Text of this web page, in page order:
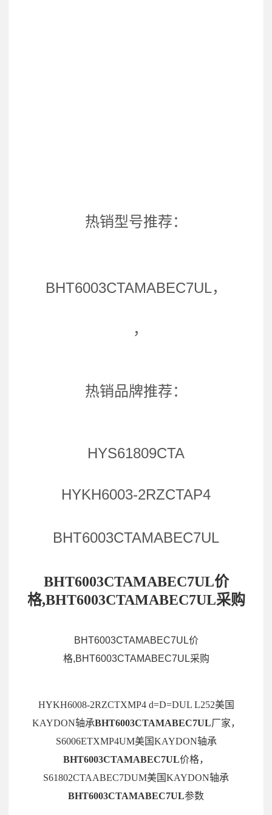
热销型号推荐：
BHT6003CTAMABEC7UL，
，
热销品牌推荐：
HYS61809CTA
HYKH6003-2RZCTAP4
BHT6003CTAMABEC7UL
BHT6003CTAMABEC7UL价
格,BHT6003CTAMABEC7UL采购
BHT6003CTAMABEC7UL价
格,BHT6003CTAMABEC7UL采购
HYKH6008-2RZCTXMP4 d=D=DUL L252美国
KAYDON轴承BHT6003CTAMABEC7UL厂家，
S6006ETXMP4UM美国KAYDON轴承
BHT6003CTAMABEC7UL价格，
S61802CTAABEC7DUM美国KAYDON轴承
BHT6003CTAMABEC7UL参数